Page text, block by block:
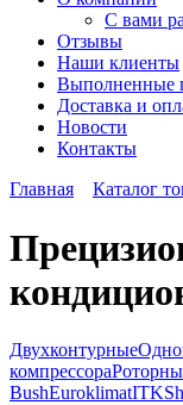
С вами
Отзывы
Наши клиенты
Выполненные
Доставка и
Новости
Контакты
Главная
Каталог
Двухконтурные
компрессора
BushEuroklimatITK